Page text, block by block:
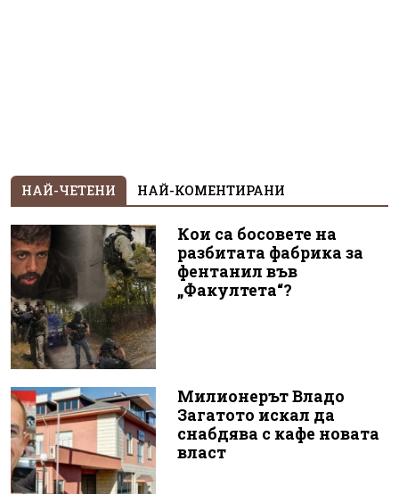
НАЙ-ЧЕТЕНИ НАЙ-КОМЕНТИРАНИ
Кои са босовете на
разбитата фабрика за
фентанил във
„Факултета“?
Милионерът Владо
Загатото искал да
снабдява с кафе новата
власт